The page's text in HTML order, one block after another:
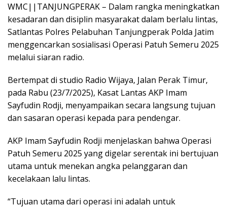
WMC||TANJUNGPERAK – Dalam rangka meningkatkan
kesadaran dan disiplin masyarakat dalam berlalu lintas,
Satlantas Polres Pelabuhan Tanjungperak Polda Jatim
menggencarkan sosialisasi Operasi Patuh Semeru 2025
melalui siaran radio.
Bertempat di studio Radio Wijaya, Jalan Perak Timur,
pada Rabu (23/7/2025), Kasat Lantas AKP Imam
Sayfudin Rodji, menyampaikan secara langsung tujuan
dan sasaran operasi kepada para pendengar.
AKP Imam Sayfudin Rodji menjelaskan bahwa Operasi
Patuh Semeru 2025 yang digelar serentak ini bertujuan
utama untuk menekan angka pelanggaran dan
kecelakaan lalu lintas.
“Tujuan utama dari operasi ini adalah untuk